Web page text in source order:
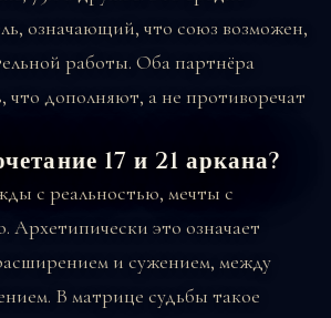
означающий, что союз возможен,
работы. Оба партнёра
дополняют, а не противоречат
17 и 21 аркана?
с реальностью, мечты с
Архетипически это означает
и сужением, между
В матрице судьбы такое